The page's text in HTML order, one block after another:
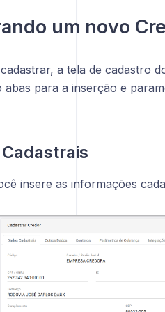
um novo
a tela de cadastro
abas para a inserção e
insere as informações